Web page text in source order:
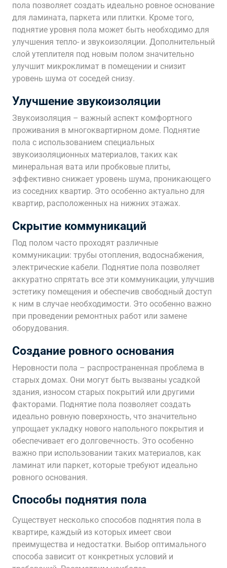
пола позволяет создать идеально ровное основание
для ламината, паркета или плитки. Кроме того,
поднятие уровня пола может быть необходимо для
улучшения тепло- и звукоизоляции. Дополнительный
слой утеплителя под новым полом значительно
улучшит микроклимат в помещении и снизит
уровень шума от соседей снизу.
Улучшение звукоизоляции
Звукоизоляция – важный аспект комфортного
проживания в многоквартирном доме. Поднятие
пола с использованием специальных
звукоизоляционных материалов, таких как
минеральная вата или пробковые плиты,
эффективно снижает уровень шума, проникающего
из соседних квартир. Это особенно актуально для
квартир, расположенных на нижних этажах.
Скрытие коммуникаций
Под полом часто проходят различные
коммуникации: трубы отопления, водоснабжения,
электрические кабели. Поднятие пола позволяет
аккуратно спрятать все эти коммуникации, улучшив
эстетику помещения и обеспечив свободный доступ
к ним в случае необходимости. Это особенно важно
при проведении ремонтных работ или замене
оборудования.
Создание ровного основания
Неровности пола – распространенная проблема в
старых домах. Они могут быть вызваны усадкой
здания, износом старых покрытий или другими
факторами. Поднятие пола позволяет создать
идеально ровную поверхность, что значительно
упрощает укладку нового напольного покрытия и
обеспечивает его долговечность. Это особенно
важно при использовании таких материалов, как
ламинат или паркет, которые требуют идеально
ровного основания.
Способы поднятия пола
Существует несколько способов поднятия пола в
квартире, каждый из которых имеет свои
преимущества и недостатки. Выбор оптимального
способа зависит от конкретных условий и